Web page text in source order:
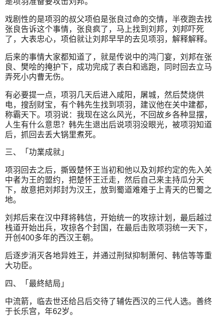
戏剧性的是项羽的叔父项伯是张良过命的交情，半夜跑去找
张良告诉这个事情，张良疯了，马上找到刘邦，刘邦吓死
了，大表忠心，项伯就让刘邦早早的去见项羽，解释解释。
后来的事情大家都知道了，就是传说中的鸿门宴，刘邦在张
良、樊哙的掩护下，成功完成了表白和逃跑，同时回去立马
弄死小内曹无伤。
有必要提一点，项羽几天后进入咸阳，屠城，然后焚烧供
电，搜刮财宝，有个韩先生找到项羽，建议他在关中建都，
称霸天下。项羽说：我现在这么风光，不回故乡各种显摆，
人生有什么意思？韩先生退出后说项羽没眼光，被项羽知道
后，抓回去丢大锅里煮死。
三、「功業成就」
项羽回去之后，撕毁楚怀王当初和他以及刘邦约定的先入关
中者为王的盟约，把楚怀王迁走，然后自己来主持瓜分天
下，故意把刘邦封为汉王，放到蜀道难难于上青天的巴蜀之
地。
刘邦后来在汉中拜将韩信，开始统一的攻掠计划，最后越过
栈道开始出兵，攻掠各个封国，在最后击败项羽统一天下，
开创400多年的西汉王朝。
后逐步消灭各地异姓王，并通过刑狱抑制萧何、韩信等等重
大功臣。
四、「最終結局」
中流箭，临去世还给吕后交待了辅佐西汉的三代人选。善终
于长乐宫，年62岁。